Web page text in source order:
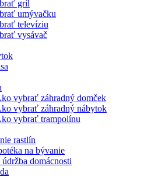
gril
umývačku
televíziu
vysávač
vybrať záhradný domček
vybrať záhradný nábytok
vybrať trampolínu
rastlín
na bývanie
domácnosti